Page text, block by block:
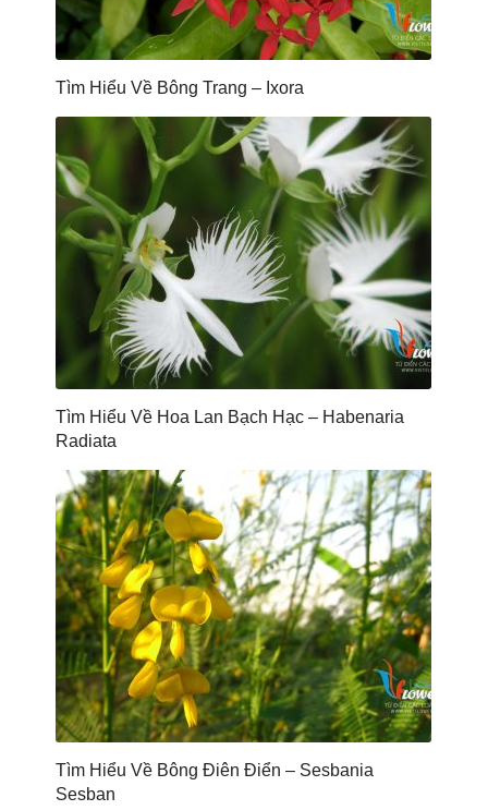
Tìm Hiểu Về Bông Trang – Ixora
Tìm Hiểu Về Hoa Lan Bạch Hạc – Habenaria
Radiata
Tìm Hiểu Về Bông Điên Điển – Sesbania
Sesban